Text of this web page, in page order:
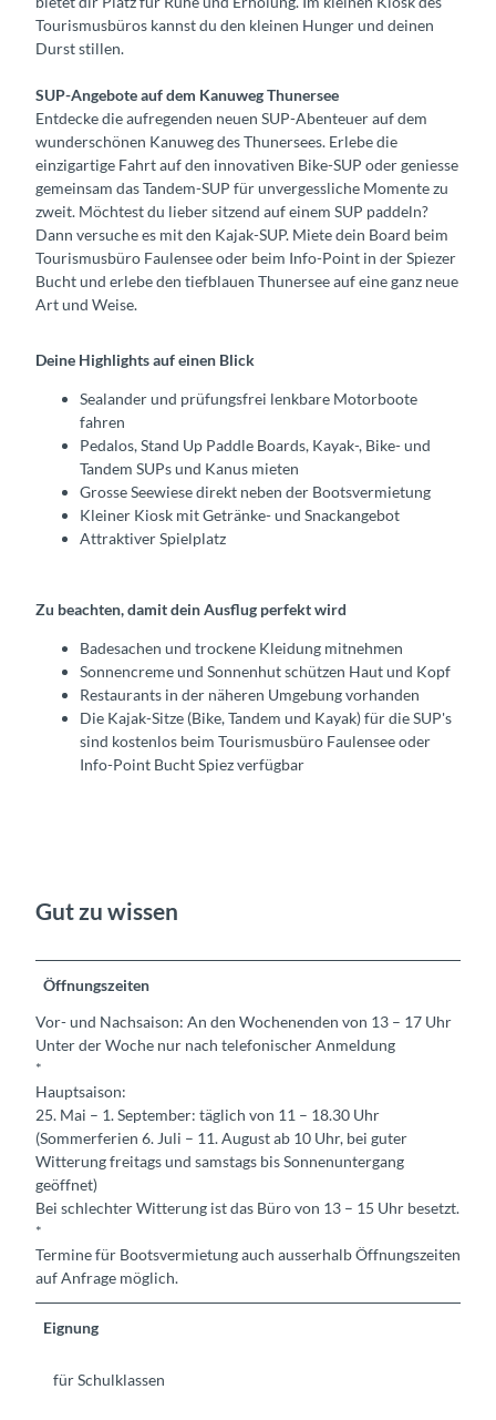
Tourismusbüros kannst du den kleinen Hunger und deinen
Durst stillen.
SUP-Angebote auf dem Kanuweg Thunersee
Entdecke die aufregenden neuen SUP-Abenteuer auf dem
wunderschönen Kanuweg des Thunersees. Erlebe die
einzigartige Fahrt auf den innovativen Bike-SUP oder geniesse
gemeinsam das Tandem-SUP für unvergessliche Momente zu
zweit. Möchtest du lieber sitzend auf einem SUP paddeln?
Dann versuche es mit den Kajak-SUP. Miete dein Board beim
Tourismusbüro Faulensee oder beim Info-Point in der Spiezer
Bucht und erlebe den tiefblauen Thunersee auf eine ganz neue
Art und Weise.
Deine Highlights auf einen Blick
Sealander und prüfungsfrei lenkbare Motorboote
fahren
Pedalos, Stand Up Paddle Boards, Kayak-, Bike- und
Tandem SUPs und Kanus mieten
Grosse Seewiese direkt neben der Bootsvermietung
Kleiner Kiosk mit Getränke- und Snackangebot
Attraktiver Spielplatz
Zu beachten, damit dein Ausflug perfekt wird
Badesachen und trockene Kleidung mitnehmen
Sonnencreme und Sonnenhut schützen Haut und Kopf
Restaurants in der näheren Umgebung vorhanden
Die Kajak-Sitze (Bike, Tandem und Kayak) für die SUP's
sind kostenlos beim Tourismusbüro Faulensee oder
Info-Point Bucht Spiez verfügbar
Gut zu wissen
Öffnungszeiten
Vor- und Nachsaison: An den Wochenenden von 13 – 17 Uhr
Unter der Woche nur nach telefonischer Anmeldung
*
Hauptsaison:
25. Mai – 1. September: täglich von 11 – 18.30 Uhr
(Sommerferien 6. Juli – 11. August ab 10 Uhr, bei guter
Witterung freitags und samstags bis Sonnenuntergang
geöffnet)
Bei schlechter Witterung ist das Büro von 13 – 15 Uhr besetzt.
*
Termine für Bootsvermietung auch ausserhalb Öffnungszeiten
auf Anfrage möglich.
Eignung
für Schulklassen